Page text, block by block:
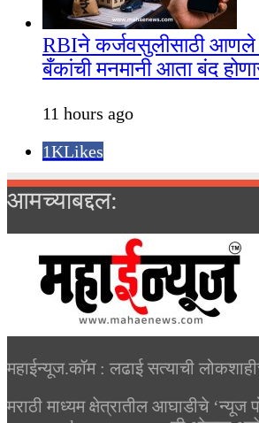
RBIने कर्जवसुलीसाठी
बँकांची मनमानी आता बंद
11 hours ago
1KLikes
आमच्याबद्दल:
महाईन्यूज.कॉम : लढाई सत्याची
मराठी माध्यम क्षेत्रातील आघाडीचे ‘न्यूज